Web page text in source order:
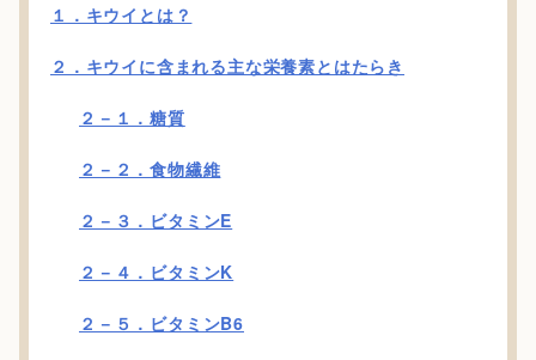
１．キウイとは？
２．キウイに含まれる主な栄養素とはたらき
２－１．糖質
２－２．食物繊維
２－３．ビタミンE
２－４．ビタミンK
２－５．ビタミンB6